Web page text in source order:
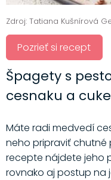
Zdroj: Tatiana Kušnírová
Pozrieť si recept
Špagety s
cesnaku a
Máte radi medvedí
neho pripraviť chutné
recepte nájdete jeho
rovnako aj postup na